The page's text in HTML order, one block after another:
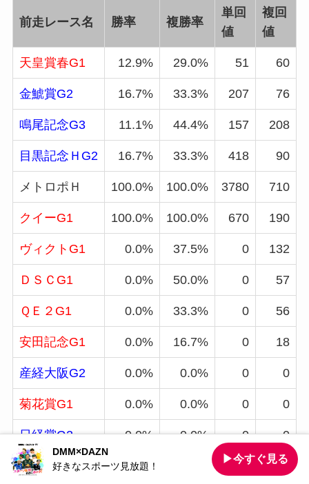
前走レース名 勝率 複勝率
単回
値
複回
値
天皇賞春G1 12.9% 29.0% 51 60
金鯱賞G2 16.7% 33.3% 207 76
鳴尾記念G3 11.1% 44.4% 157 208
目黒記念ＨG2 16.7% 33.3% 418 90
メトロポＨ 100.0% 100.0% 3780 710
クイーG1 100.0% 100.0% 670 190
ヴィクトG1 0.0% 37.5% 0 132
ＤＳＣG1 0.0% 50.0% 0 57
ＱＥ２G1 0.0% 33.3% 0 56
安田記念G1 0.0% 16.7% 0 18
産経大阪G2 0.0% 0.0% 0 0
菊花賞G1 0.0% 0.0% 0 0
日経賞G2 0.0% 0.0% 0 0
エアＣG1 0.0% 0 0
DMM×DAZN
好きなスポーツ見放題！
▶今すぐ見る